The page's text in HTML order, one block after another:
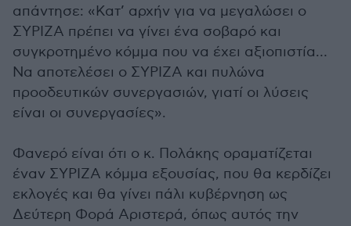
απάντησε: «Κατ’ αρχήν για να μεγαλώσει ο
ΣΥΡΙΖΑ πρέπει να γίνει ένα σοβαρό και
συγκροτημένο κόμμα που να έχει αξιοπιστία…
Να αποτελέσει ο ΣΥΡΙΖΑ και πυλώνα
προοδευτικών συνεργασιών, γιατί οι λύσεις
είναι οι συνεργασίες».
Φανερό είναι ότι ο κ. Πολάκης οραματίζεται
έναν ΣΥΡΙΖΑ κόμμα εξουσίας, που θα κερδίζει
εκλογές και θα γίνει πάλι κυβέρνηση ως
Δεύτερη Φορά Αριστερά, όπως αυτός την